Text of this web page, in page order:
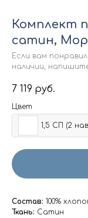
Комплект
сатин,
Если вам
наличии,
7 119 руб.
Цвет
1,5 СП (2
Состав: 100%
Ткань: Сатин